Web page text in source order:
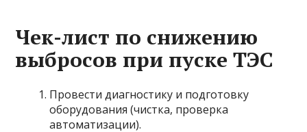
Чек-лист по снижению
выбросов при пуске ТЭС
Провести диагностику и подготовку
оборудования (чистка, проверка
автоматизации).